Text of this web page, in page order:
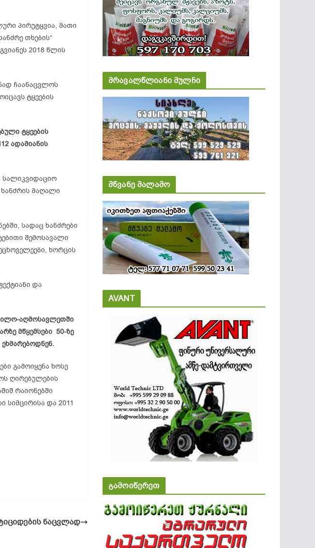
პირუტყვია, მათი
თხების“
2018 წლის
ჩაანაცვლოს
ტყეების
ტყეების
ადამიანის
სალიკვიდაციო
მაღალი
სადაც ხანძრები
შემოსავალი
, ხორცის
და
აღმოსავლეთში
მწყემსები 50-ზე
გამოიყენა ხოსე
ღირებულების
რაიონებში
სიმცირისა და 2011
ნაცვლად
მრავალწლიანი მულჩი
მწვანე მალამო
AVANT
გამოიწერეთ